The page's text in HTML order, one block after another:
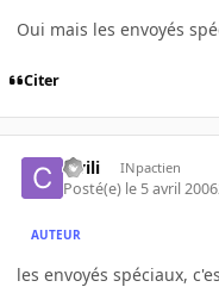
Oui mais les envoyés
Citer
civili INpactien
Posté(e) le 5 avril 2006
AUTEUR
les envoyés spéciaux,